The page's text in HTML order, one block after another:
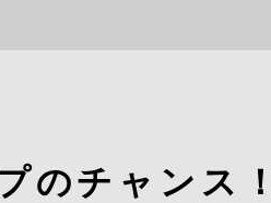
のチャンス！